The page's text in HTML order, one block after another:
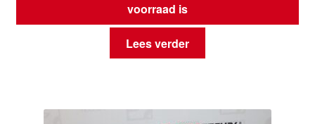
voorraad is
Lees verder